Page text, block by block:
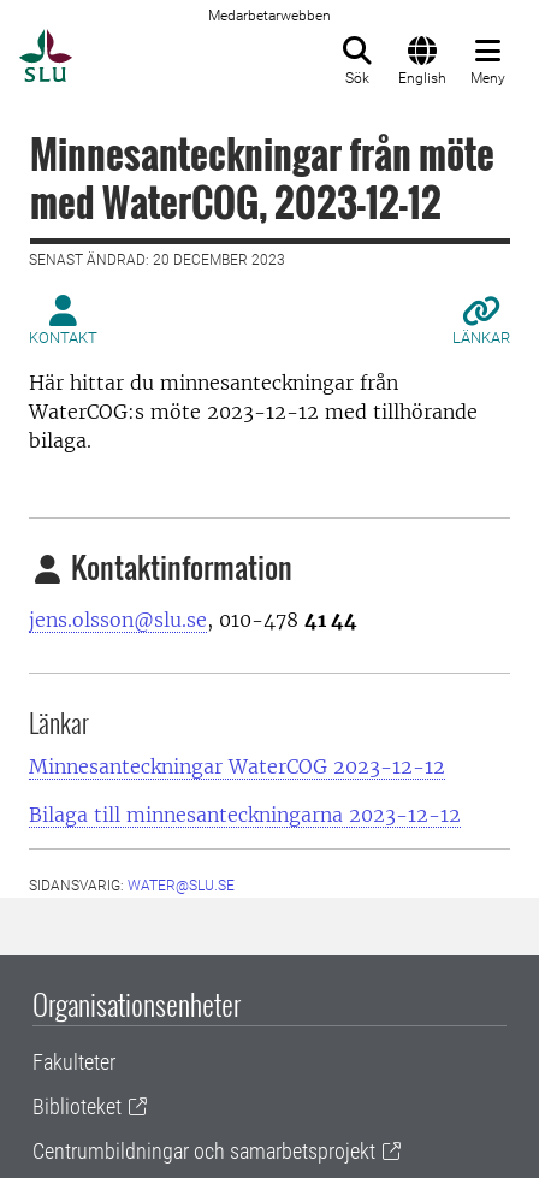
Medarbetarwebben
Sök English Meny
Minnesanteckningar från möte
med WaterCOG, 2023-12-12
SENAST ÄNDRAD: 20 DECEMBER 2023
KONTAKT LÄNKAR
Här hittar du minnesanteckningar från
WaterCOG:s möte 2023-12-12 med tillhörande
bilaga.
Kontaktinformation
jens.olsson@slu.se, 010-478 41 44
Länkar
Minnesanteckningar WaterCOG 2023-12-12
Bilaga till minnesanteckningarna 2023-12-12
SIDANSVARIG: WATER@SLU.SE
Organisationsenheter
Fakulteter
Biblioteket
Centrumbildningar och samarbetsprojekt